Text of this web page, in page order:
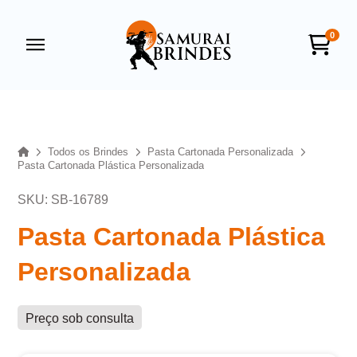
0
HomeTodos os Brindes
Pasta Cartonada Personalizada
Pasta Cartonada Plástica Personalizada
SKU: SB-16789
Pasta Cartonada Plástica
Personalizada
Preço sob consulta